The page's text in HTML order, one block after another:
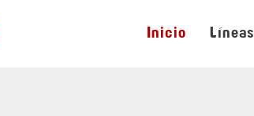
Inicio Líneas